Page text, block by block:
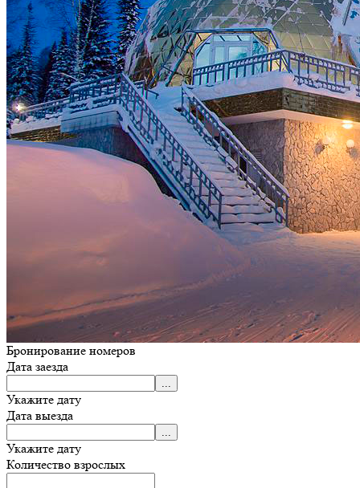
Бронирование номеров
Дата заезда
Укажите дату
Дата выезда
Укажите дату
Количество взрослых